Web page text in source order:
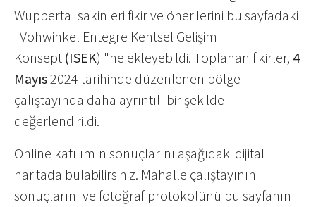
Wuppertal sakinleri fikir ve önerilerini bu sayfadaki
"Vohwinkel Entegre Kentsel Gelişim
Konsepti(ISEK) "ne ekleyebildi. Toplanan fikirler, 4
Mayıs2024 tarihinde düzenlenen bölge
çalıştayında daha ayrıntılı bir şekilde
değerlendirildi.
Online katılımın sonuçlarını aşağıdaki dijital
haritada bulabilirsiniz. Mahalle çalıştayının
sonuçlarını ve fotoğraf protokolünü bu sayfanın